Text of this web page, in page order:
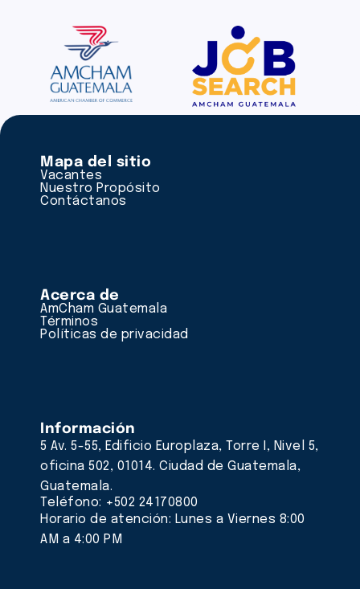
Mapa del sitio
Vacantes
Nuestro Propósito
Contáctanos
Acerca de
AmCham Guatemala
Términos
Políticas de privacidad
Información
5 Av. 5-55, Edificio Europlaza, Torre I, Nivel 5,
oficina 502, 01014. Ciudad de Guatemala,
Guatemala.
Teléfono: +502 24170800
Horario de atención: Lunes a Viernes 8:00
AM a 4:00 PM